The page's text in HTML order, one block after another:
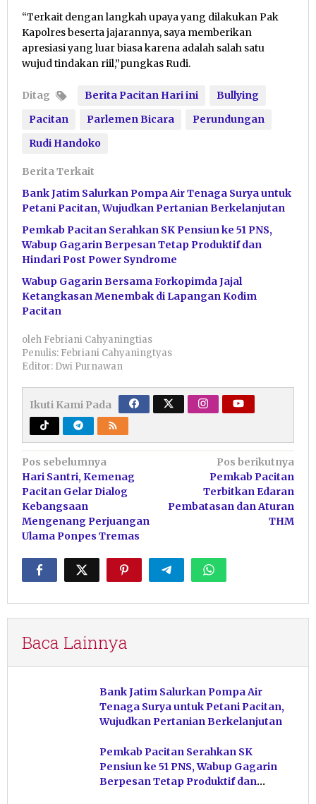
“Terkait dengan langkah upaya yang dilakukan Pak
Kapolres beserta jajarannya, saya memberikan
apresiasi yang luar biasa karena adalah salah satu
wujud tindakan riil,”pungkas Rudi.
Ditag Berita Pacitan Hari ini
Bullying
Pacitan
Parlemen Bicara
Perundungan
Rudi Handoko
Berita Terkait
Bank Jatim Salurkan Pompa Air Tenaga Surya untuk
Petani Pacitan, Wujudkan Pertanian Berkelanjutan
Pemkab Pacitan Serahkan SK Pensiun ke 51 PNS,
Wabup Gagarin Berpesan Tetap Produktif dan
Hindari Post Power Syndrome
Wabup Gagarin Bersama Forkopimda Jajal
Ketangkasan Menembak di Lapangan Kodim
Pacitan
oleh Febriani Cahyaningtias
Penulis: Febriani Cahyaningtyas
Editor: Dwi Purnawan
Ikuti Kami Pada
Navigasi
pos
Pos sebelumnya
Hari Santri, Kemenag
Pacitan Gelar Dialog
Kebangsaan
Mengenang Perjuangan
Ulama Ponpes Tremas
Pos berikutnya
Pemkab Pacitan
Terbitkan Edaran
Pembatasan dan Aturan
THM
Baca Lainnya
Bank Jatim Salurkan Pompa Air
Tenaga Surya untuk Petani Pacitan,
Wujudkan Pertanian Berkelanjutan
Pemkab Pacitan Serahkan SK
Pensiun ke 51 PNS, Wabup Gagarin
Berpesan Tetap Produktif dan